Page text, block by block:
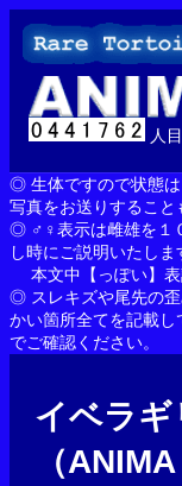
を
人
◎ 生体ですので状態
写真をお送りすること
◎ ♂♀表示は雌雄を１
し時にご説明いたしま
本文中【っぽい】表
◎ スレキズや尾先の
かい箇所全てを記載
でご確認ください。
イベラギ
（